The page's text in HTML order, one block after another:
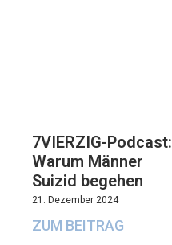
7VIERZIG-Podcast:
Warum Männer
Suizid begehen
21. Dezember 2024
ZUM BEITRAG